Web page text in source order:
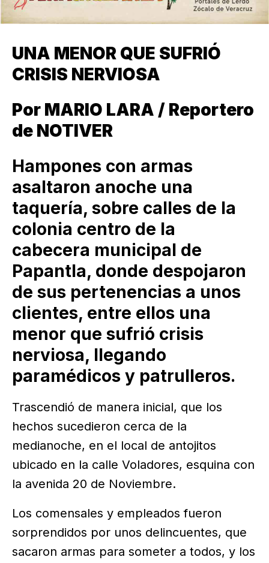
UNA MENOR QUE SUFRIÓ
CRISIS NERVIOSA
Por MARIO LARA / Reportero
de NOTIVER
Hampones con armas
asaltaron anoche una
taquería, sobre calles de la
colonia centro de la
cabecera municipal de
Papantla, donde despojaron
de sus pertenencias a unos
clientes, entre ellos una
menor que sufrió crisis
nerviosa, llegando
paramédicos y patrulleros.
Trascendió de manera inicial, que los
hechos sucedieron cerca de la
medianoche, en el local de antojitos
ubicado en la calle Voladores, esquina con
la avenida 20 de Noviembre.
Los comensales y empleados fueron
sorprendidos por unos delincuentes, que
sacaron armas para someter a todos, y los